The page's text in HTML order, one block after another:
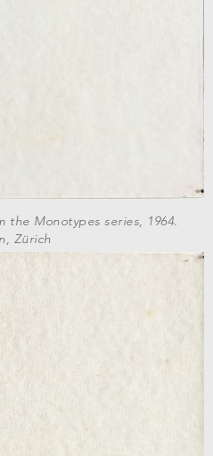
Monotypes series, 1964.
Zürich